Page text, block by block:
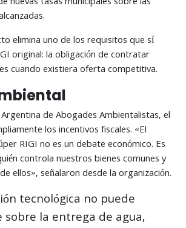
elimina uno de los requisitos que sí
original: la obligación de contratar
cuando existiera oferta competitiva.
de Abogades Ambientalistas, el
los incentivos fiscales. «El
RIGI no es un debate económico. Es
controla nuestros bienes comunes y
ellos», señalaron desde la organización.
tecnológica no puede
sobre la entrega de agua,